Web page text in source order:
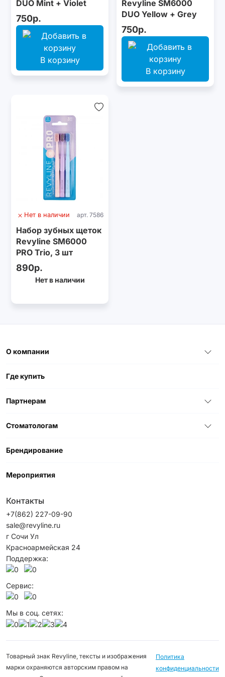
DUO Mint + Violet
750р.
В корзину
Revyline SM6000
DUO Yellow + Grey
750р.
В корзину
Нет в наличии арт. 7586
Набор зубных щеток
Revyline SM6000
PRO Trio, 3 шт
890р.
Нет в наличии
О компании
Где купить
Партнерам
Стоматологам
Брендирование
Мероприятия
Контакты
+7(862) 227-09-90
sale@revyline.ru
г Сочи Ул
Красноармейская 24
Поддержка:
Сервис:
Мы в соц. сетях:
Товарный знак Revyline, тексты и изображения
марки охраняются авторским правом на
Политика
конфиденциальности